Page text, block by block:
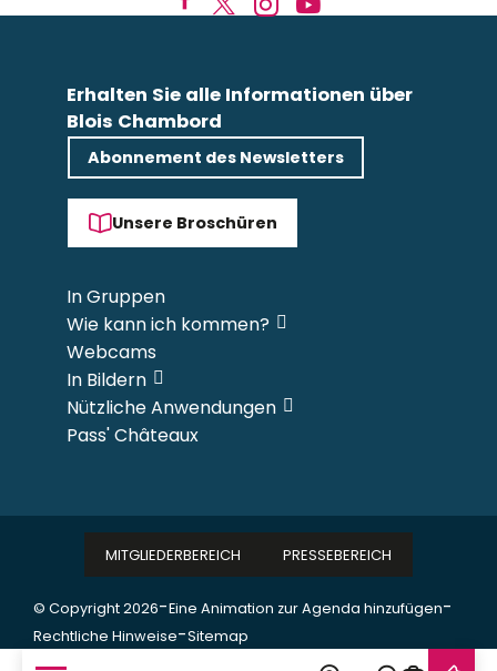
Erhalten Sie alle Informationen über
Blois Chambord
Abonnement des Newsletters
Unsere Broschüren
In Gruppen
Wie kann ich kommen?
Webcams
In Bildern
Nützliche Anwendungen
Pass' Châteaux
© Copyright 2026-Eine Animation zur Agenda hinzufügen-
Rechtliche Hinweise-Sitemap
MITGLIEDERBEREICH PRESSEBEREICH